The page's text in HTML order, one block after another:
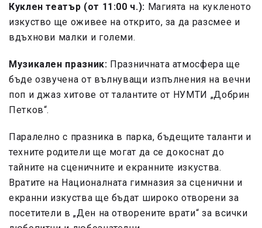
Куклен театър (от 11:00 ч.): Магията на кукленото
изкуство ще оживее на открито, за да разсмее и
вдъхнови малки и големи.
Музикален празник: Празничната атмосфера ще
бъде озвучена от вълнуващи изпълнения на вечни
поп и джаз хитове от талантите от НУМТИ „Добрин
Петков“.
Паралелно с празника в парка, бъдещите таланти и
техните родители ще могат да се докоснат до
тайните на сценичните и екранните изкуства.
Вратите на Националната гимназия за сценични и
екранни изкуства ще бъдат широко отворени за
посетители в „Ден на отворените врати“ за всички